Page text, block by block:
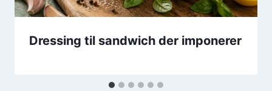
Dressing til sandwich der imponerer